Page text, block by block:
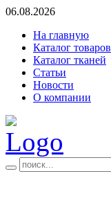
06.08.2026
На главную
Каталог товаров
Каталог тканей
Статьи
Новости
О компании